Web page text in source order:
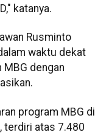
katanya.
Rusminto
waktu dekat
dengan
program MBG di
terdiri atas 7.480